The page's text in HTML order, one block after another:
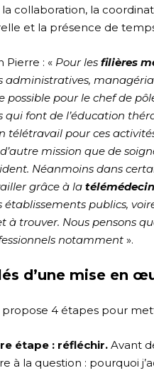
collaboration, la
et la présence de
Pierre : « Pour les filières
administratives,
possible pour le chef de
qui font de l’éducation
télétravail pour ces
d’autre mission que de
Néanmoins dans
grâce à la
établissements publics,
à trouver. Nous pensons
notamment ».
d’une mise en
propose 4 étapes pour
étape : réfléchir. Avant
à la question : pourquoi